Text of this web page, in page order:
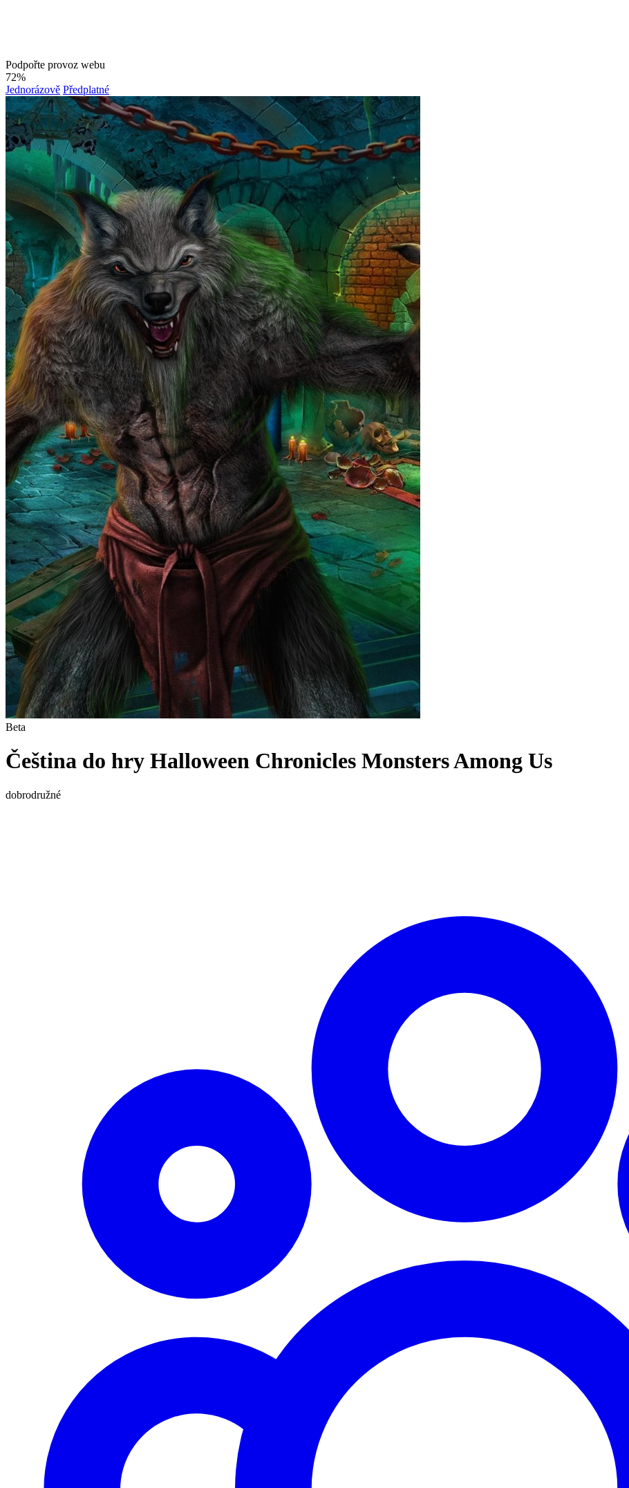
Podpořte provoz webu
72%
Jednorázově Předplatné
Beta
Čeština do hry Halloween Chronicles Monsters Among Us
dobrodružné